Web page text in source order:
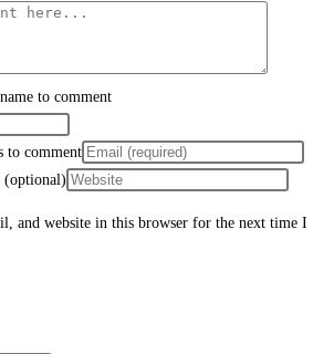
to comment
to comment
(optional)
and website in this browser for the next time I